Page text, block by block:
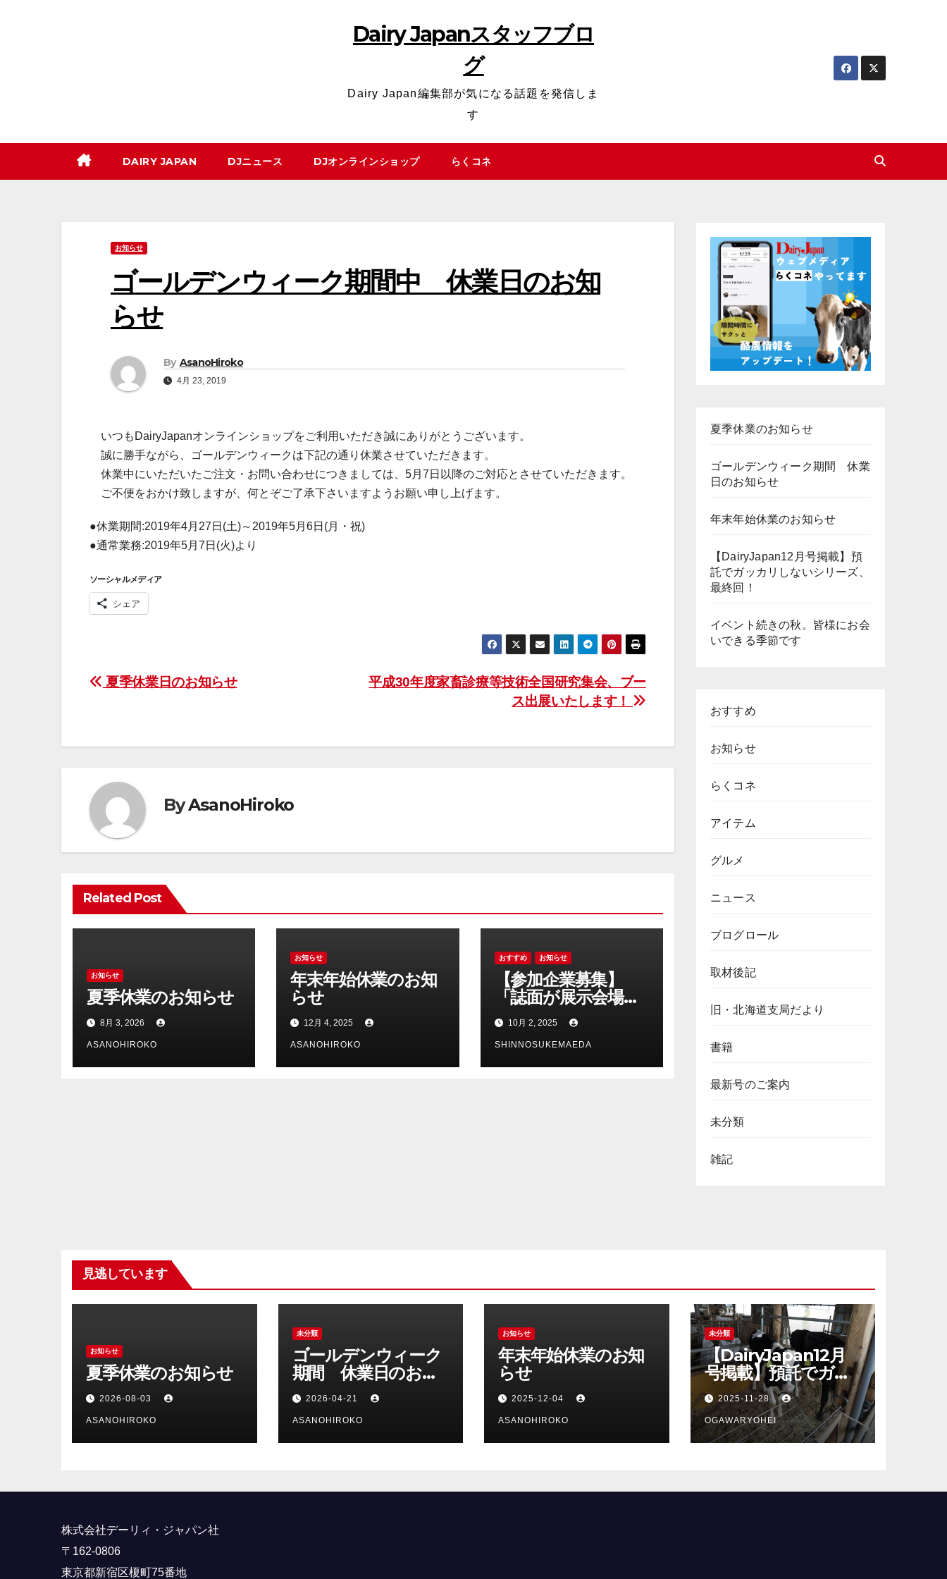
ッ
Dairy Japanスタッフブロ
グ
Dairy Japan編集部が気になる話題を発信しま
す
DAIRY JAPAN DJニュース DJオンラインショップ らくコネ
お知らせ
ゴールデンウィーク期間中 休業日のお知
らせ
By AsanoHiroko
4月 23, 2019
いつもDairyJapanオンラインショップをご利用いただき誠にありがとうございます。
誠に勝手ながら、ゴールデンウィークは下記の通り休業させていただきます。
休業中にいただいたご注文・お問い合わせにつきましては、5月7日以降のご対応とさせていただきます。
ご不便をおかけ致しますが、何とぞご了承下さいますようお願い申し上げます。
●休業期間:2019年4月27日(土)～2019年5月6日(月・祝)
●通常業務:2019年5月7日(火)より
ソーシャルメディア
シェア
投
ナ
ゲ
ー
シ
ョ
ン
平成30年度家畜診療等技術全国研究集会、ブー
ス出展いたします！
夏季休業日のお知らせ
ByAsanoHiroko
Related Post
お知らせ
夏季休業のお知らせ
8月 3, 2026
ASANOHIROKO
お知らせ
年末年始休業のお知
らせ
12月 4, 2025
ASANOHIROKO
おすすめ お知らせ
【参加企業募集】
「誌面が展示会場
に。新しいPRの場
『Dairy Biz04 誌上
展示会』」
10月 2, 2025
SHINNOSUKEMAEDA
夏季休業のお知らせ
ゴールデンウィーク期間 休業
日のお知らせ
年末年始休業のお知らせ
【DairyJapan12月号掲載】預
託でガッカリしないシリーズ、
最終回！
イベント続きの秋。皆様にお会
いできる季節です
おすすめ
お知らせ
らくコネ
アイテム
グルメ
ニュース
ブログロール
取材後記
旧・北海道支局だより
書籍
最新号のご案内
未分類
雑記
見逃しています
お知らせ
夏季休業のお知らせ
2026-08-03
ASANOHIROKO
未分類
ゴールデンウィーク
期間 休業日のお知
らせ
2026-04-21
ASANOHIROKO
お知らせ
年末年始休業のお知
らせ
2025-12-04
ASANOHIROKO
未分類
【DairyJapan12月
号掲載】預託でガッ
カリしないシリー
ズ、最終回！
2025-11-28
OGAWARYOHEI
株式会社デーリィ・ジャパン社
〒162-0806
東京都新宿区榎町75番地